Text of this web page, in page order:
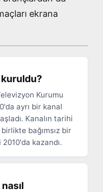
ekrana
Kurumu
ayrı bir kanal
Kanalın tarihi
bağımsız bir
kazandı.